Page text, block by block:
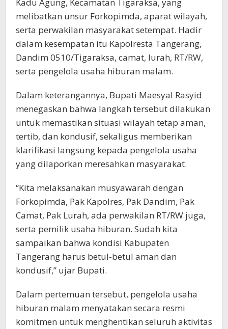
melibatkan unsur Forkopimda, aparat wilayah,
serta perwakilan masyarakat setempat. Hadir
dalam kesempatan itu Kapolresta Tangerang,
Dandim 0510/Tigaraksa, camat, lurah, RT/RW,
serta pengelola usaha hiburan malam.
Dalam keterangannya, Bupati Maesyal Rasyid
menegaskan bahwa langkah tersebut dilakukan
untuk memastikan situasi wilayah tetap aman,
tertib, dan kondusif, sekaligus memberikan
klarifikasi langsung kepada pengelola usaha
yang dilaporkan meresahkan masyarakat.
“Kita melaksanakan musyawarah dengan
Forkopimda, Pak Kapolres, Pak Dandim, Pak
Camat, Pak Lurah, ada perwakilan RT/RW juga,
serta pemilik usaha hiburan. Sudah kita
sampaikan bahwa kondisi Kabupaten
Tangerang harus betul-betul aman dan
kondusif,” ujar Bupati.
Dalam pertemuan tersebut, pengelola usaha
hiburan malam menyatakan secara resmi
komitmen untuk menghentikan seluruh aktivitas